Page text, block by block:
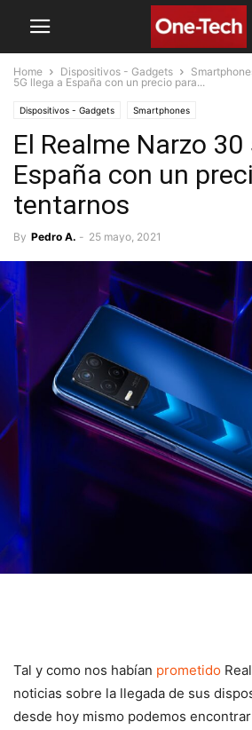
Home Dispositivos - Gadgets
5G llega a España con un precio para...
Dispositivos - Gadgets Smartphones
El Realme Narzo 30
España con un
tentarnos
By Pedro A. - 25 mayo, 2021
Tal y como nos habían prometido
noticias sobre la llegada de sus
desde hoy mismo podemos